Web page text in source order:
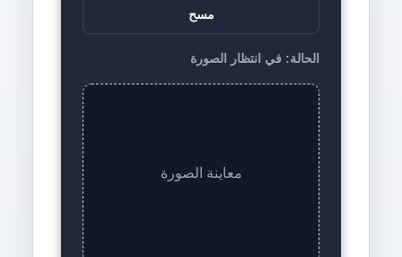
مسح
الحالة: في انتظار الصورة
معاينة الصورة